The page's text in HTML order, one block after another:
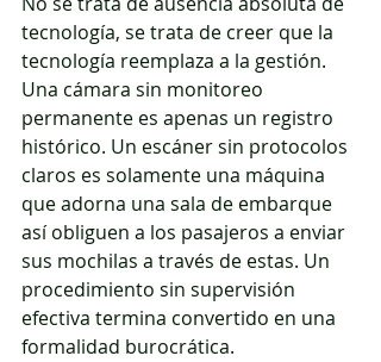
tecnología, se trata de creer que la
tecnología reemplaza a la gestión.
Una cámara sin monitoreo
permanente es apenas un registro
histórico. Un escáner sin protocolos
claros es solamente una máquina
que adorna una sala de embarque
así obliguen a los pasajeros a enviar
sus mochilas a través de estas. Un
procedimiento sin supervisión
efectiva termina convertido en una
formalidad burocrática.